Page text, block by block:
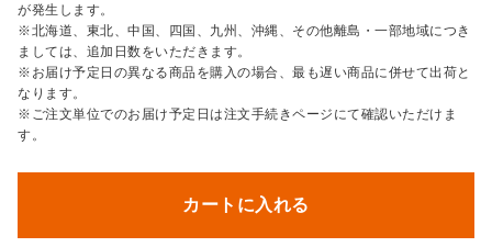
が発生します。
※北海道、東北、中国、四国、九州、沖縄、その他離島・一部地域につき
ましては、追加日数をいただきます。
※お届け予定日の異なる商品を購入の場合、最も遅い商品に併せて出荷と
なります。
※ご注文単位でのお届け予定日は注文手続きページにて確認いただけま
す。
カートに入れる